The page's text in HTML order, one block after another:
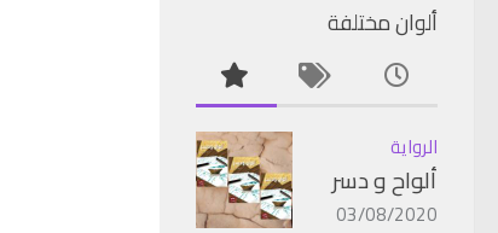
ألوان مختلفة
الرواية
ألواح و دسر
03/08/2020